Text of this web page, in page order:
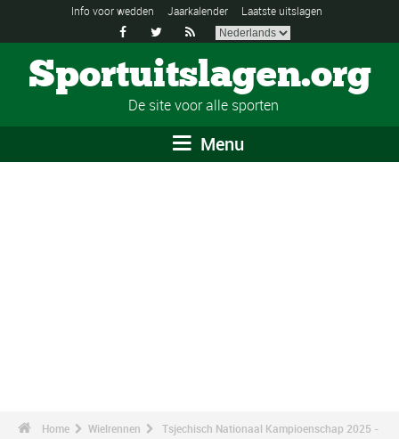
Info voor wedden Jaarkalender Laatste uitslagen
  
Sportuitslagen.org
De site voor alle sporten
Menu
Home Wielrennen
Tsjechisch Nationaal Kampioenschap 2025 -